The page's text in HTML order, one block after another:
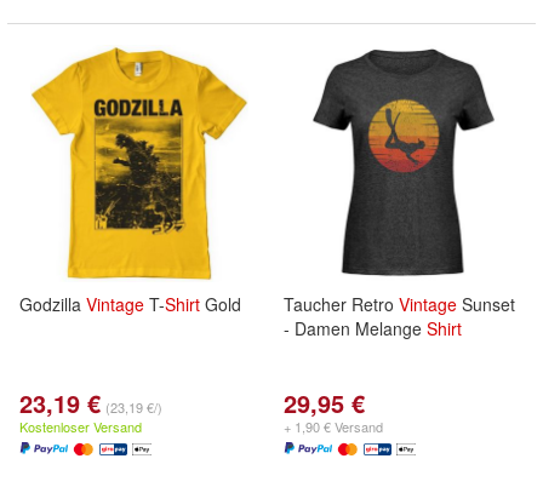
Godzilla Vintage T-Shirt Gold
23,19 € (23,19 €/)
Kostenloser Versand
Taucher Retro Vintage Sunset
- Damen Melange Shirt
29,95 €
+ 1,90 € Versand